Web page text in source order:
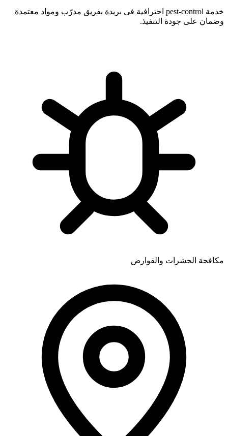
خدمة pest-control احترافية في بريدة بفريق مدرّب ومواد معتمدة
وضمان على جودة التنفيذ.
مكافحة الحشرات والقوارض